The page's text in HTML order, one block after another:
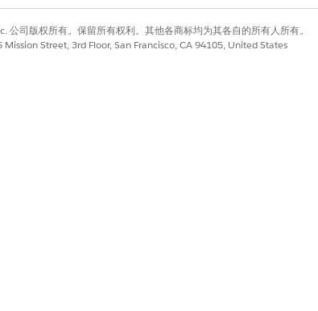
自定义应用程序
司版权所有。保留所有权利。其他各商标均为其各自的所有人所有。
Street, 3rd Floor, San Francisco, CA 94105, United States